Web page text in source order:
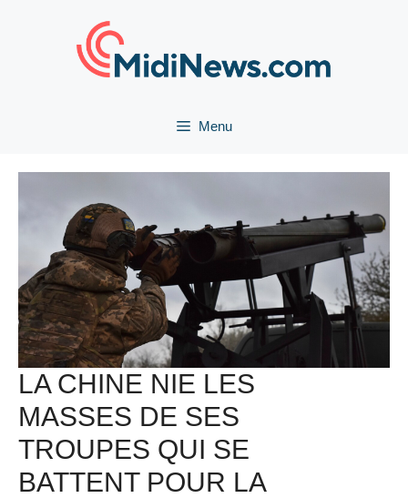
Menu
LA CHINE NIE LES
MASSES DE SES
TROUPES QUI SE
BATTENT POUR LA